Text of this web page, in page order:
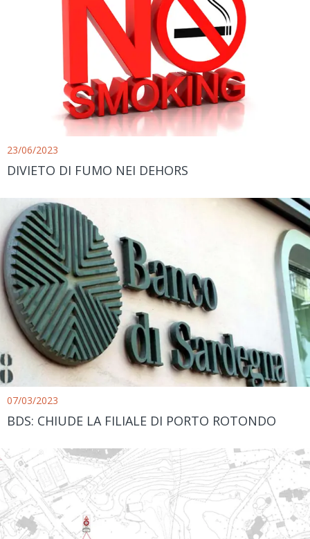
23/06/2023
DIVIETO DI FUMO NEI DEHORS
07/03/2023
BDS: CHIUDE LA FILIALE DI PORTO ROTONDO